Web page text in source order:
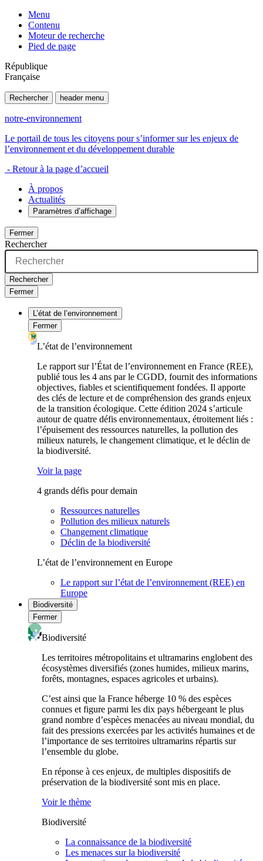
Menu
Contenu
Moteur de recherche
Pied de page
République
Française
Rechercher header menu
notre-environnement
Le portail de tous les citoyens pour s’informer sur les enjeux de
l’environnement et du développement durable
- Retour à la page d’accueil
À propos
Actualités
Paramètres d’affichage
Fermer
Rechercher
Rechercher
Fermer
L’état de l’environnement
Fermer
L’état de l’environnement
Le rapport sur l’État de l’environnement en France (REE),
publié tous les 4 ans par le CGDD, fournit des informations
objectives, fiables et scientifiquement fondées. Il apporte
des clés de lecture et de compréhension des grands enjeux
de la transition écologique. Cette édition 2024 s’articule
autour de quatre défis environnementaux, étroitement liés :
l’épuisement des ressources naturelles, la pollution des
milieux naturels, le changement climatique, et le déclin de
la biodiversité.
Voir la page
4 grands défis pour demain
Ressources naturelles
Pollution des milieux naturels
Changement climatique
Déclin de la biodiversité
L’état de l’environnement en Europe
Le rapport sur l’état de l’environnement (REE) en
Europe
Biodiversité
Fermer
Biodiversité
Les territoires métropolitains et ultramarins englobent des
écosystèmes diversifiés (zones humides, milieux marins,
forêts, montagnes, espaces agricoles et urbains).
C’est ainsi que la France héberge 10 % des espèces
connues et figure parmi les dix pays hébergeant le plus
grand nombre d’espèces menacées au niveau mondial, du
fait des pressions exercées par les activités humaines et de
l’importance de ses territoires ultramarins répartis sur
l’ensemble du globe.
En réponse à ces enjeux, de multiples dispositifs de
préservation de la biodiversité sont mis en place.
Voir le thème
Biodiversité
La connaissance de la biodiversité
Les menaces sur la biodiversité